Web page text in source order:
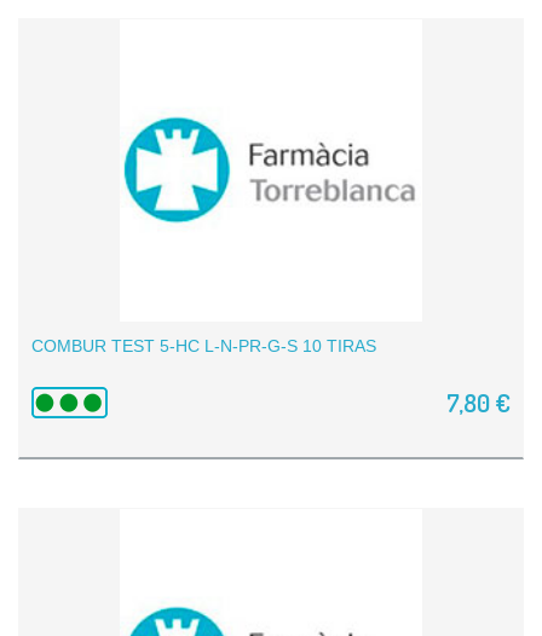
COMBUR TEST 5-HC L-N-PR-G-S 10 TIRAS
7,80 €